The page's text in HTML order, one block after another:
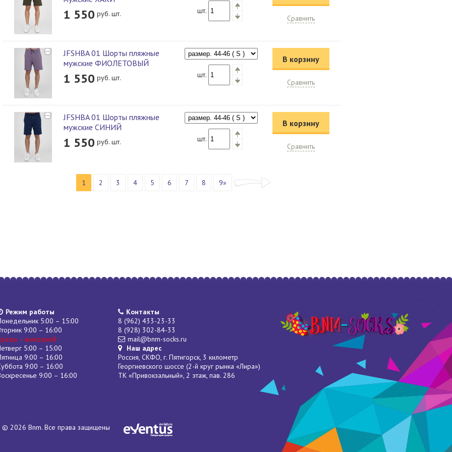
1 550 руб. шт. шт.
Сравнить
JFSHBA 01 Шорты пляжные
мужские ФИОЛЕТОВЫЙ
1 550 руб. шт. шт.
В корзину
Сравнить
JFSHBA 01 Шорты пляжные
мужские СИНИЙ
1 550 руб. шт. шт.
В корзину
Сравнить
1 2 3 4 5 6 7 8 9»
Режим работы
5:00 – 15:00
9:00 – 16:00
– выходной
5:00 – 15:00
9:00 – 16:00
9:00 – 16:00
9:00 – 16:00
Контакты
8 (962) 433-23-33
8 (928) 302-84-33
mail@bnm-socks.ru
Наш адрес
Россия, СКФО, г. Пятигорск, 3 километр
Георгиевского шоссе (2-й круг рынка «Лира»)
ТК «Привокзальный», 2 этаж, пав. 286
© 2026 Bnm. Все права защищены